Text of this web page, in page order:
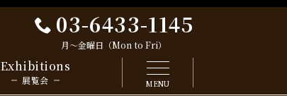
03-6433-1145
月～金曜日（Mon to Fri）
MENU
Exhibitions
展覧会